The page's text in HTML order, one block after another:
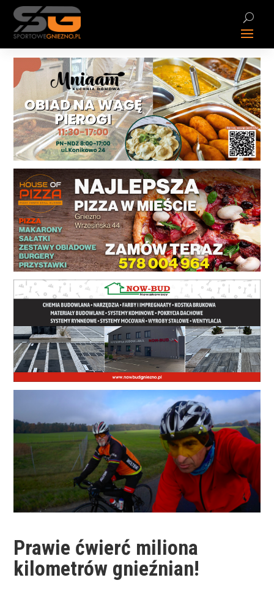
Prawie ćwierć miliona
kilometrów gnieźnian!